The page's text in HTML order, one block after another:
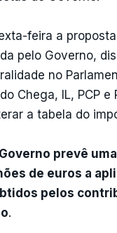
feira a
pelo Governo,
no
Chega, IL, PCP e
a tabela do
prevê
de euros a
pelos
.